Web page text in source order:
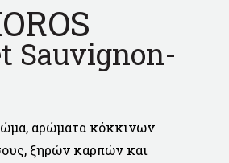
Sauvignon-
αρώματα κόκκινων
ξηρών καρπών και